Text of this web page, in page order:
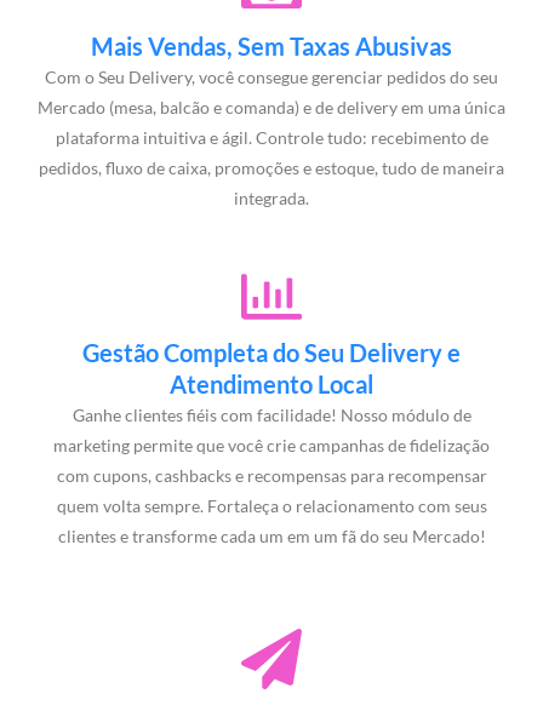
Mais Vendas, Sem Taxas Abusivas
Com o Seu Delivery, você consegue gerenciar pedidos do seu
Mercado (mesa, balcão e comanda) e de delivery em uma única
plataforma intuitiva e ágil. Controle tudo: recebimento de
pedidos, fluxo de caixa, promoções e estoque, tudo de maneira
integrada.
Gestão Completa do Seu Delivery e
Atendimento Local
Ganhe clientes fiéis com facilidade! Nosso módulo de
marketing permite que você crie campanhas de fidelização
com cupons, cashbacks e recompensas para recompensar
quem volta sempre. Fortaleça o relacionamento com seus
clientes e transforme cada um em um fã do seu Mercado!